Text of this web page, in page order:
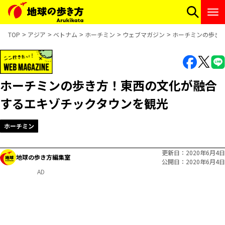
TOP アジア ベトナム ホーチミン ウェブマガジン ホーチミンの歩き
ホーチミンの歩き方！東西の文化が融合
するエキゾチックタウンを観光
ホーチミン
地球の歩き方編集室
更新日
2020年6月4日
公開日
2020年6月4日
AD